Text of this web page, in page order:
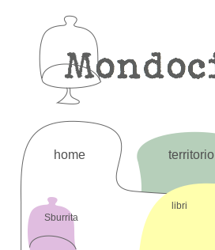
home territorio
Sburrita
libri